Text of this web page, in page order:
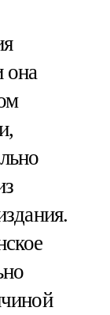
она